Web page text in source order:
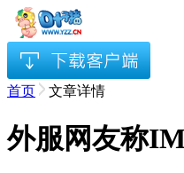
首页 文章详情
外服网友称